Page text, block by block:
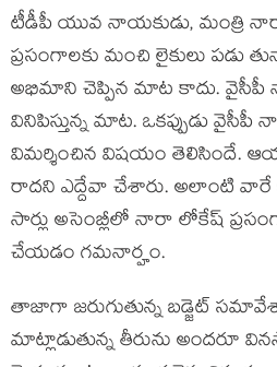
టీడీపీ యువ నాయ‌కుడు, మంత్రి
ప్ర‌సంగాల‌కు మంచి లైకులు ప‌డు
అభిమాని చెప్పిన మాట కాదు. వైసీపీ
వినిపిస్తున్న మాట‌. ఒక‌ప్పుడు
విమ‌ర్శించిన విష‌యం తెలిసిందే.
రాద‌ని ఎద్దేవా చేశారు. అలాంటి వారే
సార్లు అసెంబ్లీలో నారా లోకేష్
చేయ‌డం గ‌మ‌నార్హం.
తాజాగా జ‌రుగుతున్న బ‌డ్జెట్
మాట్లాడుతున్న తీరును అంద‌రూ